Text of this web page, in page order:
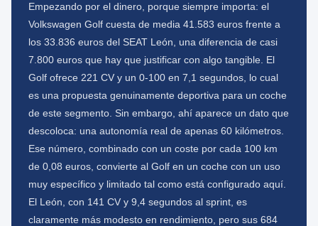
Empezando por el dinero, porque siempre importa: el
Volkswagen Golf cuesta de media 41.583 euros frente a
los 33.836 euros del SEAT León, una diferencia de casi
7.800 euros que hay que justificar con algo tangible. El
Golf ofrece 221 CV y un 0-100 en 7,1 segundos, lo cual
es una propuesta genuinamente deportiva para un coche
de este segmento. Sin embargo, ahí aparece un dato que
descoloca: una autonomía real de apenas 60 kilómetros.
Ese número, combinado con un coste por cada 100 km
de 0,08 euros, convierte al Golf en un coche con un uso
muy específico y limitado tal como está configurado aquí.
El León, con 141 CV y 9,4 segundos al sprint, es
claramente más modesto en rendimiento, pero sus 684